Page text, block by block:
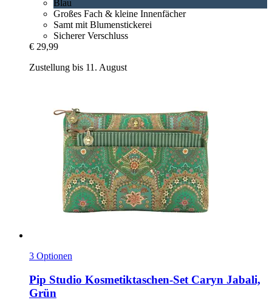
Blau
Großes Fach & kleine Innenfächer
Samt mit Blumenstickerei
Sicherer Verschluss
€ 29,99
Zustellung bis 11. August
3 Optionen
Pip Studio Kosmetiktaschen-​Set Caryn Jabali,
Grün